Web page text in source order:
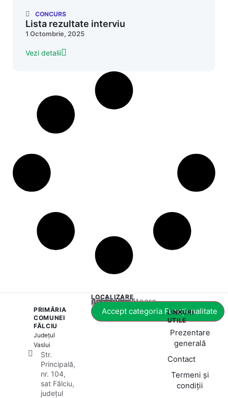
CONCURS
Lista rezultate interviu
1 Octombrie, 2025
Vezi detalii
PRIMĂRIA
COMUNEI
FĂLCIU
Județul
Vaslui
Str.
Principală,
nr. 104,
sat Fălciu,
județul
LOCALIZARE
Acest conținut este blocat până când acceptați categoria corespunzătoare de cookie-uri.
Accept categoria Funcționalitate
LINKURI
UTILE
Prezentare
generală
Contact
Termeni și
condiții